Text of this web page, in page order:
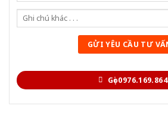
Gọi 0976.169.864